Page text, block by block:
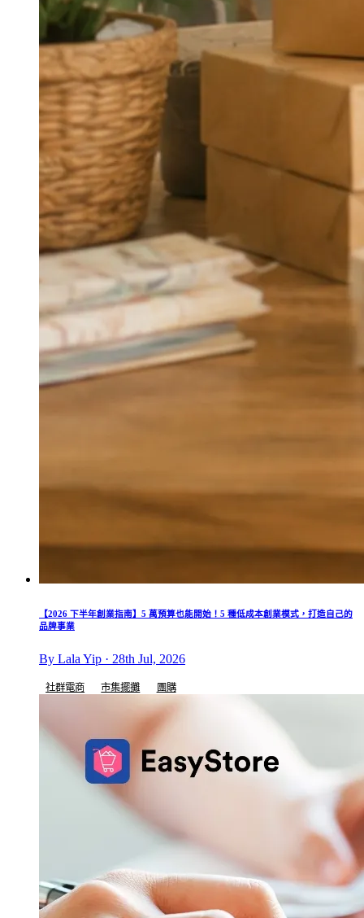
【2026 下半年創業指南】5 萬預算也能開始！5 種低成本創業模式，打造自己的
品牌事業
By Lala Yip · 28th Jul, 2026
社群電商 市集擺攤 團購